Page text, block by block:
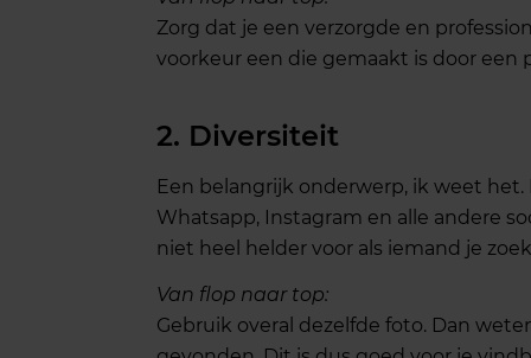
Zorg dat je een verzorgde en
voorkeur een die gemaakt is door een
2. Diversiteit
Een belangrijk onderwerp, ik weet
Whatsapp, Instagram en alle andere
niet heel helder voor als iemand je
Van flop naar top:
Gebruik overal dezelfde foto. Dan